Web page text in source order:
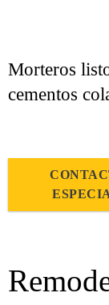
Morteros
cementos